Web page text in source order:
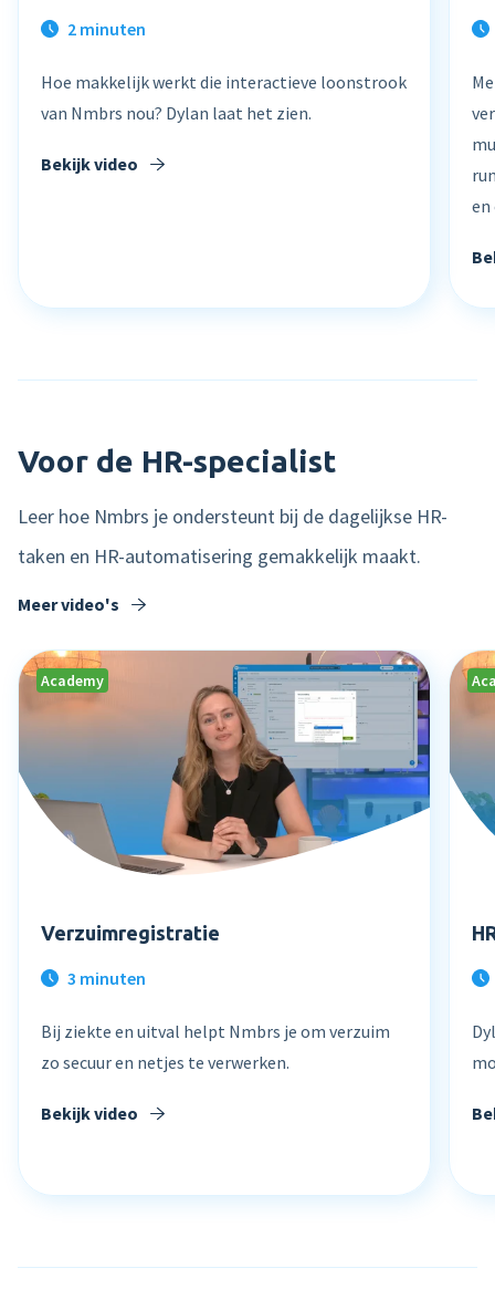
Mobiele app
2 minuten
Hoe makkelijk werkt die interactieve loonstrook
van Nmbrs nou? Dylan laat het zien.
Bekijk video
en
Voor de HR-specialist
Leer hoe Nmbrs je ondersteunt bij de dagelijkse HR-
taken en HR-automatisering gemakkelijk maakt.
Meer video's
Academy
Verzuimregistratie
3 minuten
Bij ziekte en uitval helpt Nmbrs je om verzuim
zo secuur en netjes te verwerken.
Bekijk video